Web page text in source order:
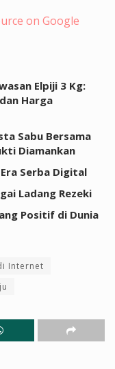
on Google
Elpiji 3 Kg:
Harga
Sabu Bersama
Diamankan
Serba Digital
Ladang Rezeki
Positif di Dunia
Internet